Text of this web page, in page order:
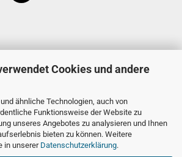
Cookies und andere
ähnliche Technologien, auch von
Funktionsweise der Website zu
unseres Angebotes zu analysieren und Ihnen
bieten zu können. Weitere
in unserer Datenschutzerklärung.